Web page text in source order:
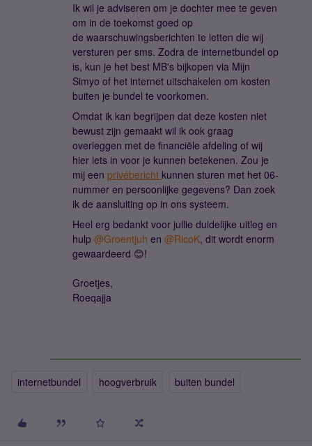
Ik wil je adviseren om je dochter mee te geven
om in de toekomst goed op
de waarschuwingsberichten te letten die wij
versturen per sms. Zodra de internetbundel op
is, kun je het best MB's bijkopen via Mijn
Simyo of het internet uitschakelen om kosten
buiten je bundel te voorkomen.
Omdat ik kan begrijpen dat deze kosten niet
bewust zijn gemaakt wil ik ook graag
overleggen met de financiële afdeling of wij
hier iets in voor je kunnen betekenen. Zou je
mij een privébericht kunnen sturen met het 06-
nummer en persoonlijke gegevens? Dan zoek
ik de aansluiting op in ons systeem.
Heel erg bedankt voor jullie duidelijke uitleg en
hulp @Groentjuh en @RicoK, dit wordt enorm
gewaardeerd 😊!
Groetjes,
Roeqajja
internetbundel hoogverbruik buiten bundel